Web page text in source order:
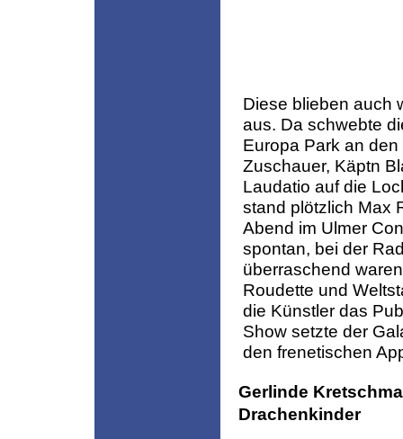
Diese blieben auch
aus. Da schwebte
Europa Park an
Zuschauer, Käptn
Laudatio auf die
stand plötzlich Max
Abend im Ulmer
spontan, bei der
überraschend
Roudette und
die Künstler das
Show setzte der
den frenetischen
Gerlinde
Drachenkinder